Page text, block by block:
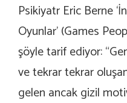
Psikiyatr Eric Berne
Oyunlar’ (Games
şöyle tarif ediyor:
ve tekrar tekrar
gelen ancak gizil